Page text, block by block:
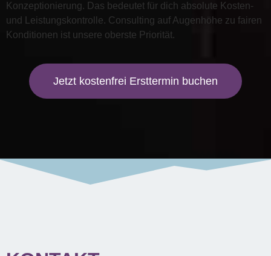
Konzeptionierung. Das bedeutet für dich absolute Kosten-
und Leistungskontrolle. Consulting auf Augenhöhe zu fairen
Konditionen ist unsere oberste Priorität.
Jetzt kostenfrei Ersttermin buchen